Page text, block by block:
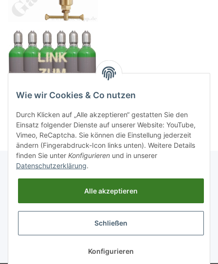
Gesetzliche Informationen
Wie wir Cookies & Co nutzen
Durch Klicken auf „Alle akzeptieren“ gestatten Sie den
Einsatz folgender Dienste auf unserer Website: YouTube,
Vimeo, ReCaptcha. Sie können die Einstellung jederzeit
ändern (Fingerabdruck-Icon links unten). Weitere Details
finden Sie unter Konfigurieren und in unserer
Datenschutzerklärung.
Alle akzeptieren
Schließen
Konfigurieren